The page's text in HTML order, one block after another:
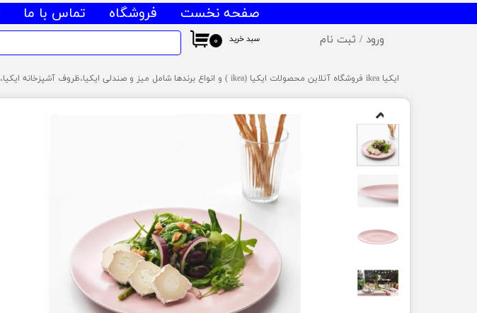
ورود / ثبت نام
سفارشات
خروج از حساب کاربری
۰ سبد خرید
صفحه نخست فروشگاه تماس با ما
ایکیا ikea فروشگاه آنلاین محصولات ایکیا (ikea ) و انواع برندها شامل میز و صندلی ایکیا،ظروف آشپزخانه ایکیا،دکوراسیون ایکیا،روشنایی ایکیا،لوازم کودک ایکیا،لوازم سرویس بهداشتی و حمام ایکیا ،کالای خواب آیکیاو ... ارسال به سراسر ایران